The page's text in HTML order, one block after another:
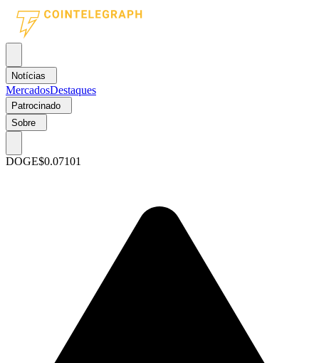
Notícias
MercadosDestaques
Patrocinado
Sobre
DOGE$0.07101